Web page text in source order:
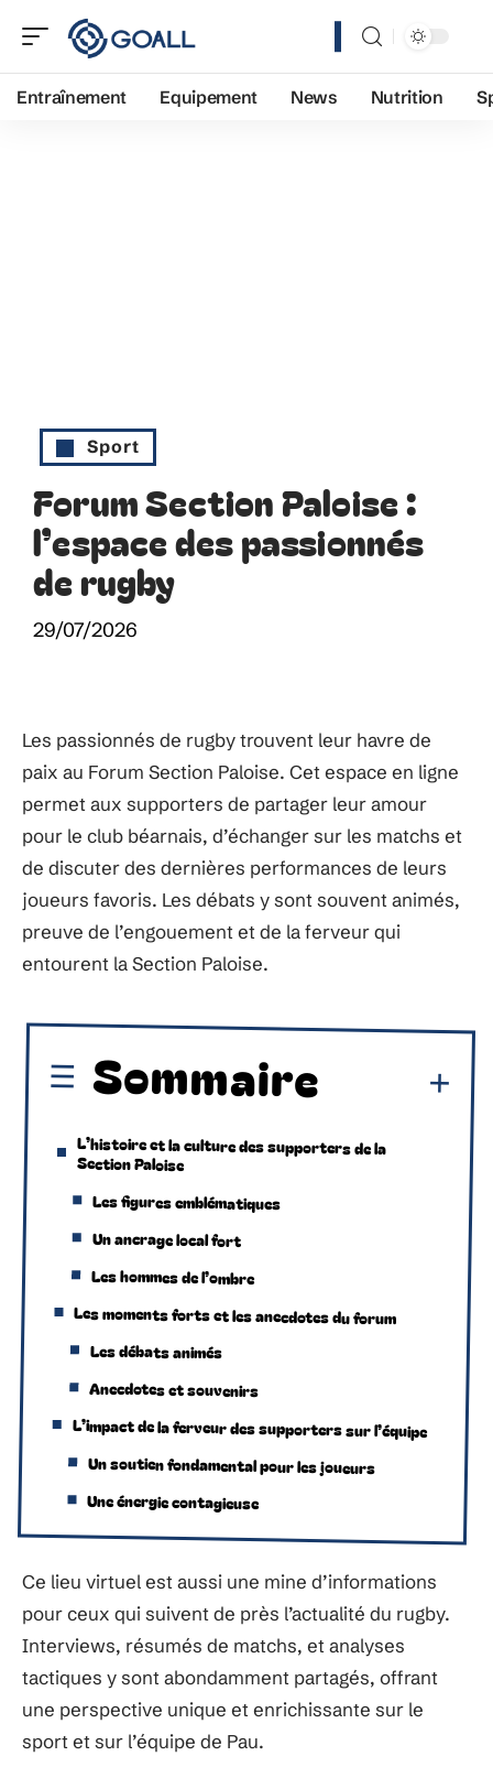
Entraînement Equipement News Nutrition
Sport
Forum Section Paloise :
l’espace des passionnés
de rugby
29/07/2026
Les passionnés de rugby trouvent leur havre de
paix au Forum Section Paloise. Cet espace en ligne
permet aux supporters de partager leur amour
pour le club béarnais, d’échanger sur les matchs et
de discuter des dernières performances de leurs
joueurs favoris. Les débats y sont souvent animés,
preuve de l’engouement et de la ferveur qui
entourent la Section Paloise.
Sommaire
L’histoire et la culture des supporters de la
Section Paloise
Les figures emblématiques
Un ancrage local fort
Les hommes de l’ombre
Les moments forts et les anecdotes du forum
Les débats animés
Anecdotes et souvenirs
L’impact de la ferveur des supporters sur l’équipe
Un soutien fondamental pour les joueurs
Une énergie contagieuse
Ce lieu virtuel est aussi une mine d’informations
pour ceux qui suivent de près l’actualité du rugby.
Interviews, résumés de matchs, et analyses
tactiques y sont abondamment partagés, offrant
une perspective unique et enrichissante sur le
sport et sur l’équipe de Pau.